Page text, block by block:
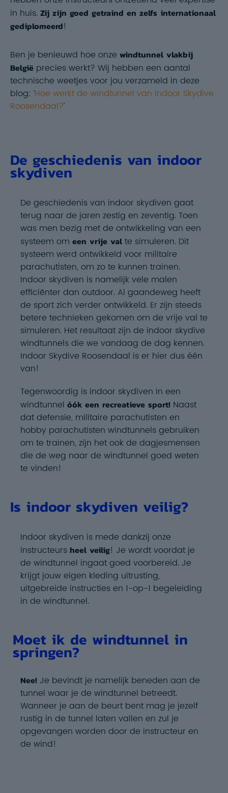
in huis. Zij zijn goed getraind en zelfs internationaal
gediplomeerd!
Ben je benieuwd hoe onze windtunnel vlakbij
België precies werkt? Wij hebben een aantal
technische weetjes voor jou verzameld in deze
blog: ‘Hoe werkt de windtunnel van Indoor Skydive
Roosendaal?‘
De geschiedenis van indoor
skydiven
De geschiedenis van indoor skydiven gaat
terug naar de jaren zestig en zeventig. Toen
was men bezig met de ontwikkeling van een
systeem om een vrije val te simuleren. Dit
systeem werd ontwikkeld voor militaire
parachutisten, om zo te kunnen trainen.
Indoor skydiven is namelijk vele malen
efficiënter dan outdoor. Al gaandeweg heeft
de sport zich verder ontwikkeld. Er zijn steeds
betere technieken gekomen om de vrije val te
simuleren. Het resultaat zijn de indoor skydive
windtunnels die we vandaag de dag kennen.
Indoor Skydive Roosendaal is er hier dus één
van!
Tegenwoordig is indoor skydiven in een
windtunnel óók een recreatieve sport! Naast
dat defensie, militaire parachutisten en
hobby parachutisten windtunnels gebruiken
om te trainen, zijn het ook de dagjesmensen
die de weg naar de windtunnel goed weten
te vinden!
Is indoor skydiven veilig?
Indoor skydiven is mede dankzij onze
instructeurs heel veilig! Je wordt voordat je
de windtunnel ingaat goed voorbereid. Je
krijgt jouw eigen kleding uitrusting,
uitgebreide instructies en 1-op-1 begeleiding
in de windtunnel.
Moet ik de windtunnel in
springen?
Nee! Je bevindt je namelijk beneden aan de
tunnel waar je de windtunnel betreedt.
Wanneer je aan de beurt bent mag je jezelf
rustig in de tunnel laten vallen en zul je
opgevangen worden door de instructeur en
de wind!